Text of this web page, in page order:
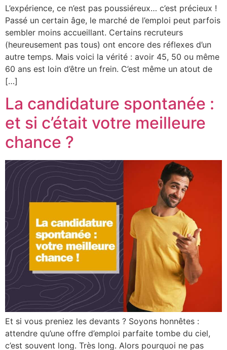
L’expérience, ce n’est pas poussiéreux… c’est précieux !
Passé un certain âge, le marché de l’emploi peut parfois
sembler moins accueillant. Certains recruteurs
(heureusement pas tous) ont encore des réflexes d’un
autre temps. Mais voici la vérité : avoir 45, 50 ou même
60 ans est loin d’être un frein. C’est même un atout de
[…]
La candidature spontanée :
et si c’était votre meilleure
chance ?
Et si vous preniez les devants ? Soyons honnêtes :
attendre qu’une offre d’emploi parfaite tombe du ciel,
c’est souvent long. Très long. Alors pourquoi ne pas